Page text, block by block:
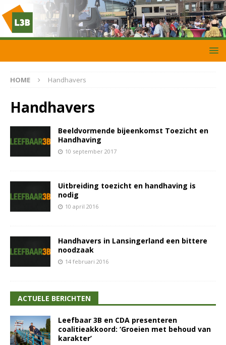
HOME Handhavers
Handhavers
Beeldvormende bijeenkomst Toezicht en
Handhaving
10 september 2017
Uitbreiding toezicht en handhaving is
nodig
10 april 2016
Handhavers in Lansingerland een bittere
noodzaak
14 februari 2016
ACTUELE BERICHTEN
Leefbaar 3B en CDA presenteren
coalitieakkoord: ‘Groeien met behoud van
karakter’